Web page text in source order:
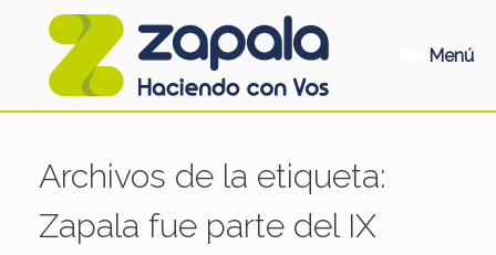
Menú
Archivos de la etiqueta:
Zapala fue parte del IX